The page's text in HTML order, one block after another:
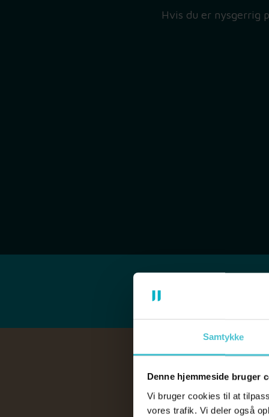
Samtykke
Denne hjemmeside bruger
Vi bruger cookies til at
vores trafik. Vi deler også
Hvis du er nysgerrig